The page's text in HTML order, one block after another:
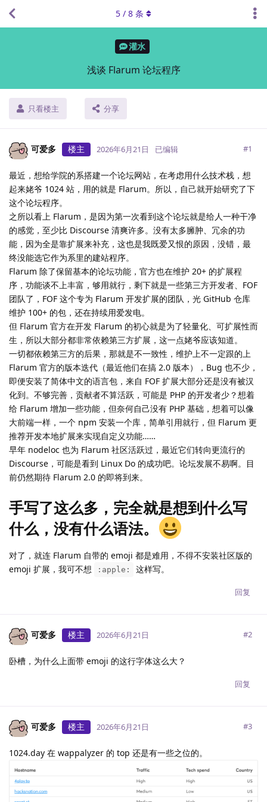
灌水
浅谈 Flarum 论坛程序
只看楼主 分享
5 / 8 条
可爱多 楼主 2026年6月21日 已编辑 #1
最近，想给学院的系搭建一个论坛网站，在考虑用什么技术栈，想
起来姥爷 1024 站，用的就是 Flarum。所以，自己就开始研究了下
这个论坛程序。
之所以看上 Flarum，是因为第一次看到这个论坛就是给人一种干净
的感觉，至少比 Discourse 清爽许多。没有太多臃肿、冗余的功
能，因为全是靠扩展来补充，这也是我既爱又恨的原因，没错，最
终没能选它作为系里的建站程序。
Flarum 除了保留基本的论坛功能，官方也在维护 20+ 的扩展程
序，功能谈不上丰富，够用就行，剩下就是一些第三方开发者、FOF
团队了，FOF 这个专为 Flarum 开发扩展的团队，光 GitHub 仓库
维护 100+ 的包，还在持续用爱发电。
但 Flarum 官方在开发 Flarum 的初心就是为了轻量化、可扩展性而
生，所以大部分都非常依赖第三方扩展，这一点姥爷应该知道。
一切都依赖第三方的后果，那就是不一致性，维护上不一定跟的上
Flarum 官方的版本迭代（最近他们在搞 2.0 版本），Bug 也不少，
即便安装了简体中文的语言包，来自 FOF 扩展大部分还是没有被汉
化到。不够完善，贡献者不算活跃，可能是 PHP 的开发者少？想着
给 Flarum 增加一些功能，但奈何自己没有 PHP 基础，想着可以像
大前端一样，一个 npm 安装一个库，简单引用就行，但 Flarum 更
推荐开发本地扩展来实现自定义功能……
早年 nodeloc 也为 Flarum 社区活跃过，最近它们转向更流行的
Discourse，可能是看到 Linux Do 的成功吧。论坛发展不易啊。目
前仍然期待 Flarum 2.0 的即将到来。
手写了这么多，完全就是想到什么写
什么，没有什么语法。
对了，就连 Flarum 自带的 emoji 都是难用，不得不安装社区版的
emoji 扩展，我可不想
:apple: 这样写。
回复
可爱多 楼主 2026年6月21日 #2
卧槽，为什么上面带 emoji 的这行字体这么大？
回复
可爱多 楼主 2026年6月21日 #3
1024.day 在 wappalyzer 的 top 还是有一些之位的。